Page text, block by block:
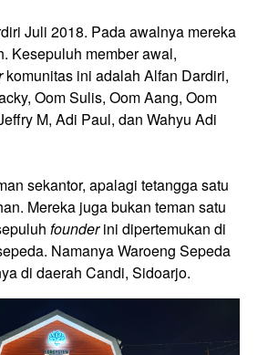
Juli 2018. Pada awalnya mereka
Kesepuluh member awal,
komunitas ini adalah Alfan Dardiri,
Oom Sulis, Oom Aang, Oom
M, Adi Paul, dan Wahyu Adi
sekantor, apalagi tetangga satu
Mereka juga bukan teman satu
founderini dipertemukan di
Namanya Waroeng Sepeda
di daerah Candi, Sidoarjo.